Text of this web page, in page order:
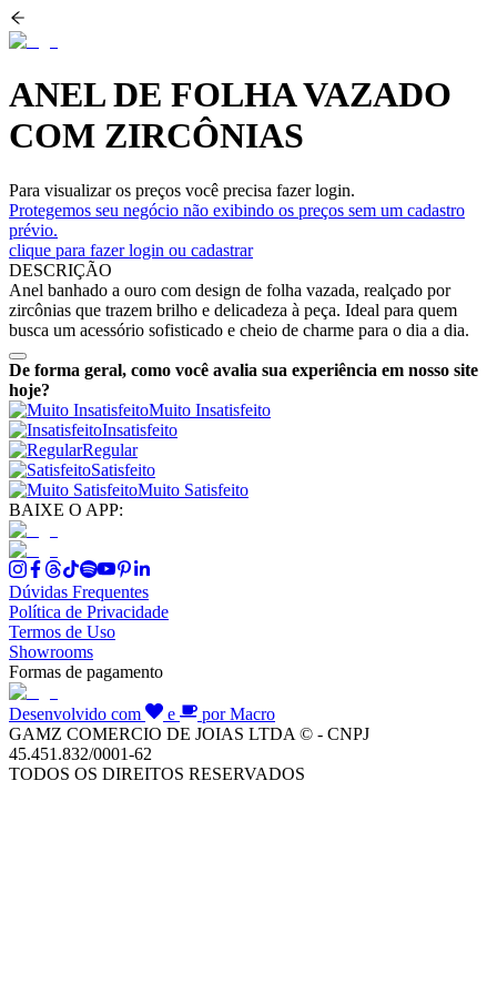
ANEL DE FOLHA VAZADO
COM ZIRCÔNIAS
Para visualizar os preços você precisa fazer login.
Protegemos seu negócio não exibindo os preços sem um cadastro
prévio.
clique para fazer login ou cadastrar
DESCRIÇÃO
Anel banhado a ouro com design de folha vazada, realçado por
zircônias que trazem brilho e delicadeza à peça. Ideal para quem
busca um acessório sofisticado e cheio de charme para o dia a dia.
De forma geral, como você avalia sua experiência em nosso site
hoje?
Muito Insatisfeito
Insatisfeito
Regular
Satisfeito
Muito Satisfeito
BAIXE O APP:
Dúvidas Frequentes
Política de Privacidade
Termos de Uso
Showrooms
Formas de pagamento
Desenvolvido com e
por Macro
GAMZ COMERCIO DE JOIAS LTDA © - CNPJ
45.451.832/0001-62
TODOS OS DIREITOS RESERVADOS